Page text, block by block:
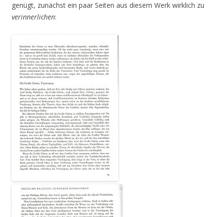
genügt, zunächst ein paar Seiten aus diesem Werk wirklich zu
verinnerlichen: